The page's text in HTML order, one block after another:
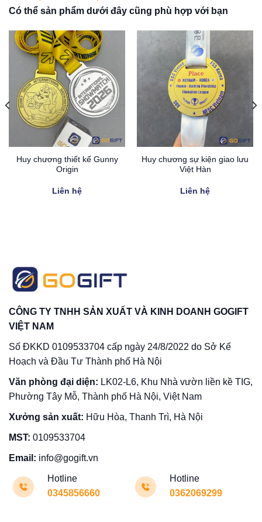
Có thể sản phẩm dưới đây cũng phù hợp với bạn
Huy chương thiết kế Gunny
Origin
Liên hệ
Huy chương sự kiện giao lưu
Việt Hàn
Liên hệ
CÔNG TY TNHH SẢN XUẤT VÀ KINH DOANH GOGIFT
VIỆT NAM
Số ĐKKD 0109533704 cấp ngày 24/8/2022 do Sở Kế
Hoạch và Đầu Tư Thành phố Hà Nội
Văn phòng đại diện: LK02-L6, Khu Nhà vườn liền kề TIG,
Phường Tây Mỗ, Thành phố Hà Nội, Việt Nam
Xưởng sản xuất: Hữu Hòa, Thanh Trì, Hà Nội
MST: 0109533704
Email: info@gogift.vn
Hotline
0345856660
Hotline
0362069299